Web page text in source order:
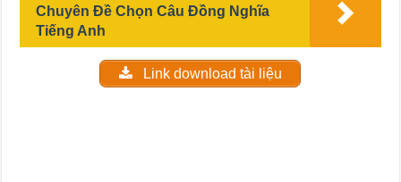
Chuyên Đề Chọn Câu Đồng Nghĩa
Tiếng Anh
Link download tài liệu